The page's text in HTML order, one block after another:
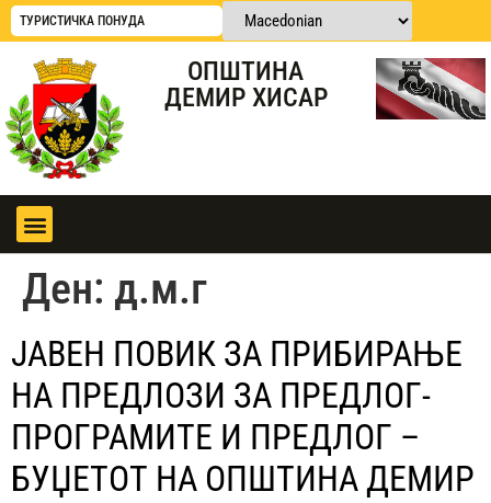
ТУРИСТИЧКА ПОНУДА
ОПШТИНА
ДЕМИР ХИСАР
Ден: д.м.г
ЈАВЕН ПОВИК ЗА ПРИБИРАЊЕ
НА ПРЕДЛОЗИ ЗА ПРЕДЛОГ-
ПРОГРАМИТЕ И ПРЕДЛОГ –
БУЏЕТОТ НА ОПШТИНА ДЕМИР